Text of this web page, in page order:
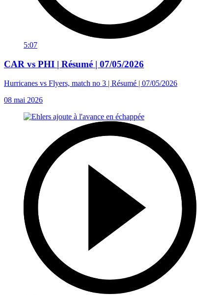
5:07
CAR vs PHI | Résumé | 07/05/2026
Hurricanes vs Flyers, match no 3 | Résumé | 07/05/2026
08 mai 2026